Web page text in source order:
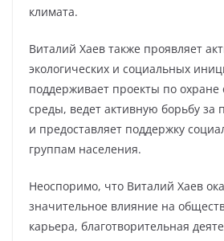
климата.
Виталий Хаев также проявляет
экологических и социальных
поддерживает проекты по
среды, ведет активную борьбу за
и предоставляет поддержку
группам населения.
Неоспоримо, что Виталий Хаев
значительное влияние на
карьера, благотворительная